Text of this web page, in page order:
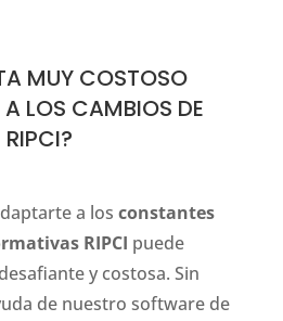
MUY COSTOSO
LOS CAMBIOS DE
RIPCI?
a los constantes
RIPCI puede
y costosa. Sin
de nuestro software de